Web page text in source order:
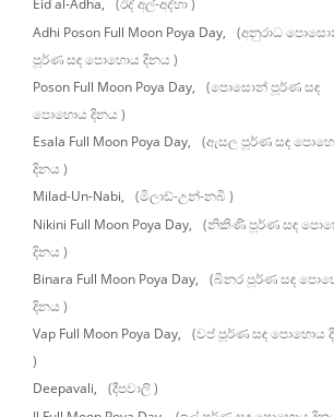
Eid al-Adha, (ඊද් අල්-අද්හා )
Adhi Poson Full Moon Poya Day,
(අනුරාධ
පූර්ණ සඳ පොහොය දිනය )
Poson Full Moon Poya Day,
(පොසොන් පූර්ණ සඳ
පොහොය දිනය )
Esala Full Moon Poya Day,
(ඇසල පූර්ණ සඳ
දිනය )
Milad-Un-Nabi, (මිලාඩ්-උන්-නබි )
Nikini Full Moon Poya Day,
(නිකිණි පූර්ණ සඳ
දිනය )
Binara Full Moon Poya Day,
(බිනර පූර්ණ සඳ
දිනය )
Vap Full Moon Poya Day,
(වප් පූර්ණ සඳ පොහොය
)
Deepavali, (දීපවාලි )